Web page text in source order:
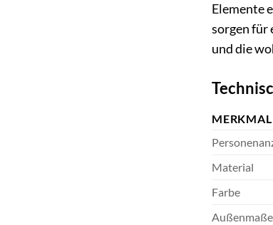
Elemente
sorgen für
und die
MERKMAL
Material
Farbe